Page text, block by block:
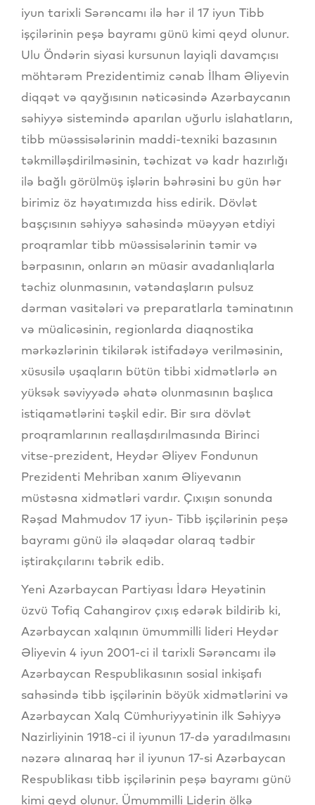
iyun tarixli Sərəncamı ilə hər il 17 iyun Tibb
işçilərinin peşə bayramı günü kimi qeyd olunur.
Ulu Öndərin siyasi kursunun layiqli davamçısı
möhtərəm Prezidentimiz cənab İlham Əliyevin
diqqət və qayğısının nəticəsində Azərbaycanın
səhiyyə sistemində aparılan uğurlu islahatların,
tibb müəssisələrinin maddi-texniki bazasının
təkmilləşdirilməsinin, təchizat və kadr hazırlığı
ilə bağlı görülmüş işlərin bəhrəsini bu gün hər
birimiz öz həyatımızda hiss edirik. Dövlət
başçısının səhiyyə sahəsində müəyyən etdiyi
proqramlar tibb müəssisələrinin təmir və
bərpasının, onların ən müasir avadanlıqlarla
təchiz olunmasının, vətəndaşların pulsuz
dərman vasitələri və preparatlarla təminatının
və müalicəsinin, regionlarda diaqnostika
mərkəzlərinin tikilərək istifadəyə verilməsinin,
xüsusilə uşaqların bütün tibbi xidmətlərlə ən
yüksək səviyyədə əhatə olunmasının başlıca
istiqamətlərini təşkil edir. Bir sıra dövlət
proqramlarının reallaşdırılmasında Birinci
vitse-prezident, Heydər Əliyev Fondunun
Prezidenti Mehriban xanım Əliyevanın
müstəsna xidmətləri vardır. Çıxışın sonunda
Rəşad Mahmudov 17 iyun- Tibb işçilərinin peşə
bayramı günü ilə əlaqədar olaraq tədbir
iştirakçılarını təbrik edib.
Yeni Azərbaycan Partiyası İdarə Heyətinin
üzvü Tofiq Cahangirov çıxış edərək bildirib ki,
Azərbaycan xalqının ümummilli lideri Heydər
Əliyevin 4 iyun 2001-ci il tarixli Sərəncamı ilə
Azərbaycan Respublikasının sosial inkişafı
sahəsində tibb işçilərinin böyük xidmətlərini və
Azərbaycan Xalq Cümhuriyyətinin ilk Səhiyyə
Nazirliyinin 1918-ci il iyunun 17-də yaradılmasını
nəzərə alınaraq hər il iyunun 17-si Azərbaycan
Respublikası tibb işçilərinin peşə bayramı günü
kimi qeyd olunur. Ümummilli Liderin ölkə